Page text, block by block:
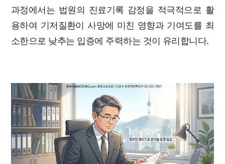
과정에서는 법원의 진료기록 감정을 적극적으로 활
용하여 기저질환이 사망에 미친 영향과 기여도를 최
소한으로 낮추는 입증에 주력하는 것이 유리합니다.